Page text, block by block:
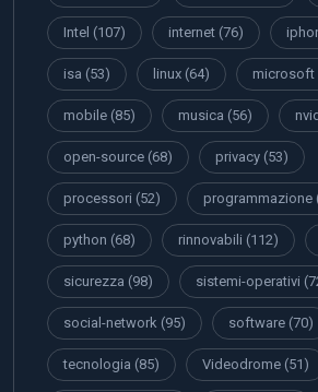
Intel (107) internet (76)
isa (53) linux (64) microsoft
mobile (85) musica (56)
open-source (68) privacy (53)
processori (52) programmazione
python (68) rinnovabili (112)
sicurezza (98) sistemi-operativi
social-network (95) software (70)
tecnologia (85) Videodrome (51)